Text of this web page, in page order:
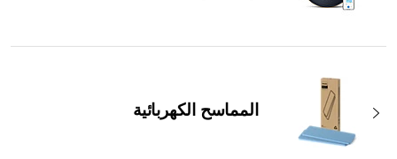
المماسح الكهربائية